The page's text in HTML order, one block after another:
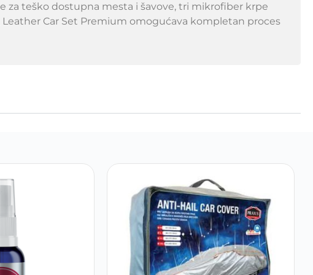
za teško dostupna mesta i šavove, tri mikrofiber krpe
Car Set Premium omogućava kompletan proces